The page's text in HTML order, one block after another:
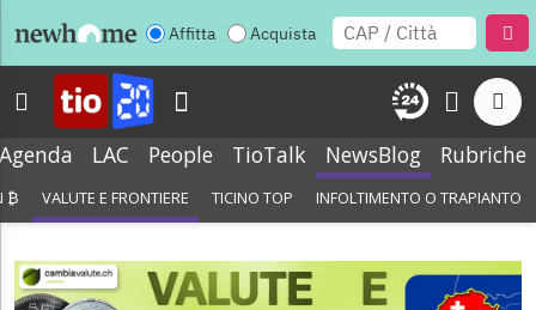
Affitta Acquista
Agenda LAC People TioTalk NewsBlog Rubriche
₿ VALUTE E FRONTIERE TICINO TOP INFOLTIMENTO O TRAPIANTO